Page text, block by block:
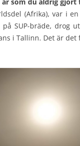
som du aldrig gjort
(Afrika), var i
SUP-bräde, drog
i Tallinn. Det är det